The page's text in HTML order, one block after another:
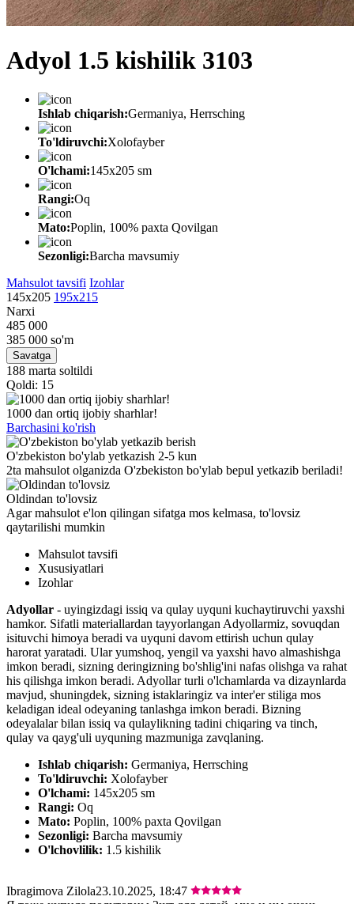
Adyol 1.5 kishilik 3103
Ishlab chiqarish:Germaniya, Herrsching
To'ldiruvchi:Xolofayber
O'lchami:145х205 sm
Rangi:Oq
Mato:Poplin, 100% paxta Qovilgan
Sezonligi:Barcha mavsumiy
Mahsulot tavsifi Izohlar
145х205 195х215
Narxi
485 000
385 000 so'm
Savatga
188 marta soltildi
Qoldi: 15
1000 dan ortiq ijobiy sharhlar!
Barchasini ko'rish
O'zbekiston bo'ylab yetkazish 2-5 kun
2ta mahsulot olganizda O'zbekiston bo'ylab bepul yetkazib beriladi!
Oldindan to'lovsiz
Agar mahsulot e'lon qilingan sifatga mos kelmasa, to'lovsiz
qaytarilishi mumkin
Mahsulot tavsifi
Xususiyatlari
Izohlar
Adyollar - uyingizdagi issiq va qulay uyquni kuchaytiruvchi yaxshi
hamkor. Sifatli materiallardan tayyorlangan Adyollarmiz, sovuqdan
isituvchi himoya beradi va uyquni davom ettirish uchun qulay
harorat yaratadi. Ular yumshoq, yengil va yaxshi havo almashishga
imkon beradi, sizning deringizning bo'shlig'ini nafas olishga va rahat
his qilishga imkon beradi. Adyollar turli o'lchamlarda va dizaynlarda
mavjud, shuningdek, sizning istaklaringiz va inter'er stiliga mos
keladigan ideal odeyaning tanlashga imkon beradi. Bizning
odeyalalar bilan issiq va qulaylikning tadini chiqaring va tinch,
qulay va qayg'uli uyquning mazmuniga zavqlaning.
Ishlab chiqarish: Germaniya, Herrsching
To'ldiruvchi: Xolofayber
O'lchami: 145х205 sm
Rangi: Oq
Mato: Poplin, 100% paxta Qovilgan
Sezonligi: Barcha mavsumiy
O'lchovlilik: 1.5 kishilik
Ibragimova Zilola23.10.2025, 18:47